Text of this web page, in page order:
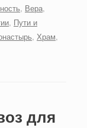
, Вера,
, Пути и
, Храм,
для